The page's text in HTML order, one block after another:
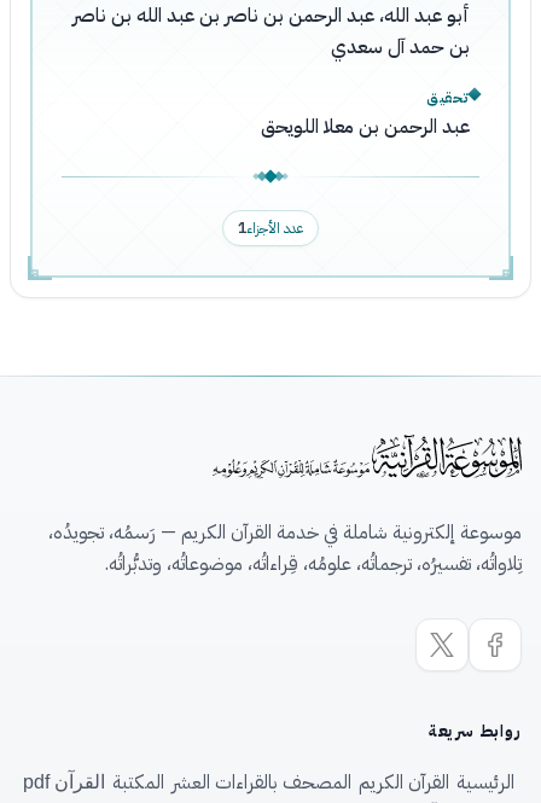
أبو عبد الله، عبد الرحمن بن ناصر بن عبد الله بن ناصر
بن حمد آل سعدي
تحقيق
عبد الرحمن بن معلا اللويحق
عدد الأجزاء1
موسوعة إلكترونية شاملة في خدمة القرآن الكريم — رَسمُه، تجويدُه،
تِلاواتُه، تفسيرُه، ترجماتُه، علومُه، قِراءاتُه، موضوعاتُه، وتدبُّراتُه.
روابط سريعة
الرئيسية القرآن الكريم المصحف بالقراءات العشر المكتبة القرآن pdf